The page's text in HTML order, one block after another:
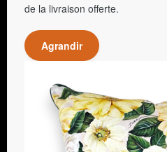
de la livraison offerte.
Agrandir